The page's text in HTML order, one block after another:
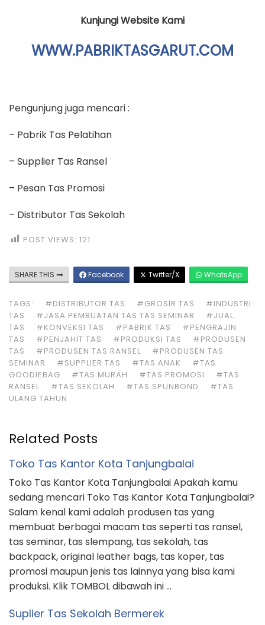
Kunjungi Website Kami
WWW.PABRIKTASGARUT.COM
Pengunjung juga mencari :
– Pabrik Tas Pelatihan
– Supplier Tas Ransel
– Pesan Tas Promosi
– Distributor Tas Sekolah
POST VIEWS: 121
SHARE THIS Facebook Twitter/X WhatsApp
TAGS: #DISTRIBUTOR TAS #GROSIR TAS
#INDUSTRI
TAS
#JASA PEMBUATAN TAS TAS SEMINAR
#JUAL
TAS
#KONVEKSI TAS #PABRIK TAS
#PENGRAJIN
TAS
#PENJAHIT TAS #PRODUKSI TAS
#PRODUSEN
TAS
#PRODUSEN TAS RANSEL
#PRODUSEN TAS
SEMINAR
#SUPPLIER TAS #TAS ANAK
#TAS
GOODIEBAG
#TAS MURAH #TAS PROMOSI
#TAS
RANSEL
#TAS SEKOLAH #TAS SPUNBOND
#TAS
ULANG TAHUN
Related Posts
Toko Tas Kantor Kota Tanjungbalai
Toko Tas Kantor Kota Tanjungbalai Apakah kamu
sedang mencari Toko Tas Kantor Kota Tanjungbalai?
Salam kenal kami adalah produsen tas yang
membuat berbagai macam tas seperti tas ransel,
tas seminar, tas slempang, tas sekolah, tas
backpack, original leather bags, tas koper, tas
promosi maupun jenis tas lainnya yang bisa kami
produksi. Klik TOMBOL dibawah ini …
Suplier Tas Sekolah Bermerek